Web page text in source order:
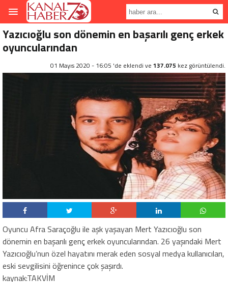
Yazıcıoğlu son dönemin en başarılı genç erkek
oyuncularından
01 Mayıs 2020 - 16:05 'de eklendi ve 137.075 kez görüntülendi.
Oyuncu Afra Saraçoğlu ile aşk yaşayan Mert Yazıcıoğlu son
dönemin en başarılı genç erkek oyuncularından. 26 yaşındaki Mert
Yazıcıoğlu’nun özel hayatını merak eden sosyal medya kullanıcıları,
eski sevgilisini öğrenince çok şaşırdı.
kaynak:TAKVİM